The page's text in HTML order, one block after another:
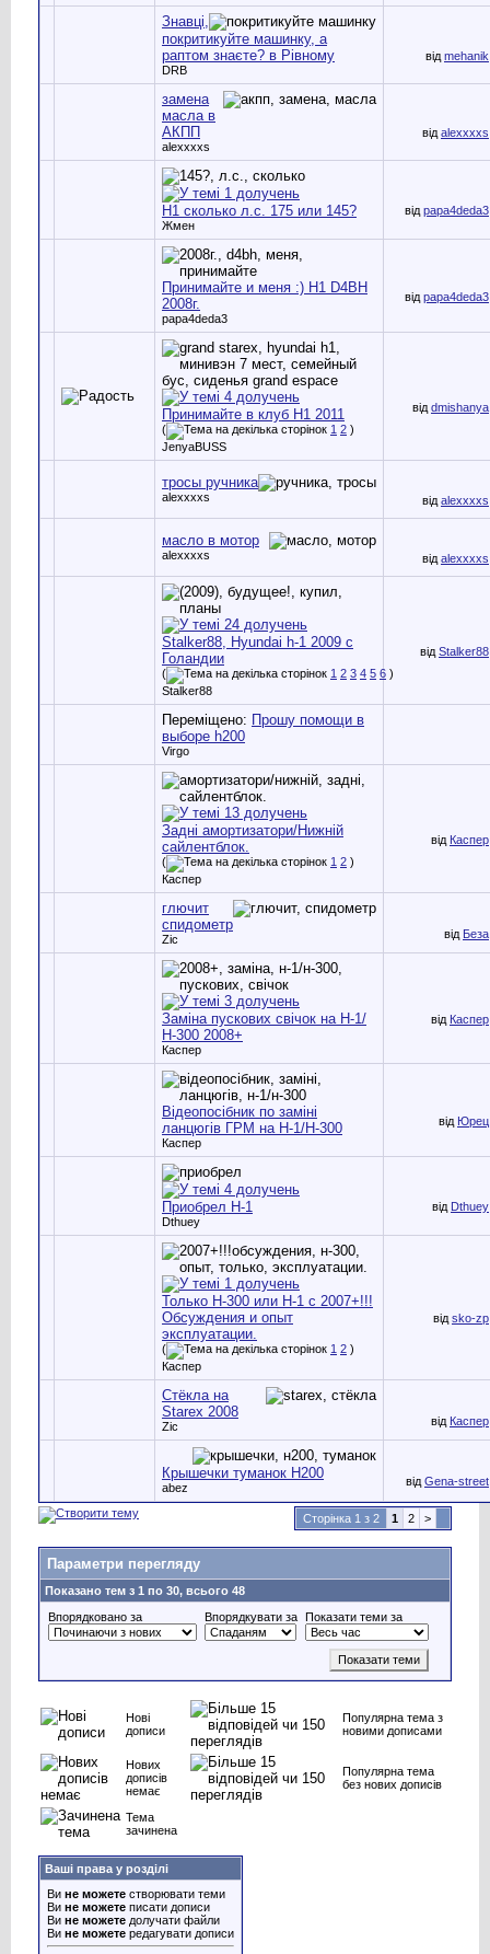
Знавці,
покритикуйте машинку, а
раптом знаєте? в Рівному
DRB
від mehanik
замена
масла в
АКПП
alexxxxs
від alexxxxs
Н1 сколько л.с. 175 или 145?
Жмен
від papa4deda3
Принимайте и меня :) H1 D4BH
2008г.
papa4deda3
від papa4deda3
Принимайте в клуб H1 2011
( 1 2 )
JenyaBUSS
від dmishanya
тросы ручника
alexxxxs від alexxxxs
масло в мотор
alexxxxs від alexxxxs
Stalker88, Hyundai h-1 2009 с
Голандии
( 1 2 3 4 5 6 )
Stalker88
від Stalker88
Переміщено: Прошу помощи в
выборе h200
Virgo
Задні амортизатори/Нижній
сайлентблок.
( 1 2 )
Каспер
від Каспер
глючит
спидометр
Zic від Беза
Заміна пускових свічок на Н-1/
Н-300 2008+
Каспер
від Каспер
Відеопосібник по заміні
ланцюгів ГРМ на Н-1/Н-300
Каспер
від Юрец
Приобрел Н-1
Dthuey
від Dthuey
Только Н-300 или Н-1 с 2007+!!!
Обсуждения и опыт
эксплуатации.
( 1 2 )
Каспер
від sko-zp
Стёкла на
Starex 2008
Zic від Каспер
Крышечки туманок Н200
abez від Gena-street
Сторінка 1 з 2 1 2 >
Параметри перегляду
Показано тем з 1 по 30, всього 48
Впорядковано за
Впорядкувати за Показати теми за
Нові
дописи
Популярна тема з
новими дописами
Нових
дописів
немає
Популярна тема
без нових дописів
Тема
зачинена
Ваші права у розділі
Ви не можете створювати теми
Ви не можете писати дописи
Ви не можете долучати файли
Ви не можете редагувати дописи